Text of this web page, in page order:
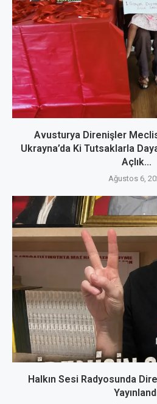
Avusturya Direnişler
Ukrayna’da Ki Tutsaklarla
Açlık...
Ağustos 6,
Halkın Sesi Radyosunda